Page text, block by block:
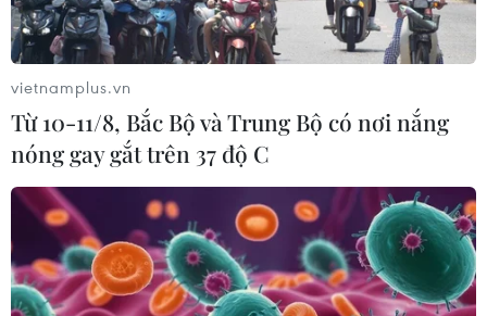
vietnamplus.vn
Từ 10-11/8, Bắc Bộ và Trung Bộ có nơi nắng
nóng gay gắt trên 37 độ C